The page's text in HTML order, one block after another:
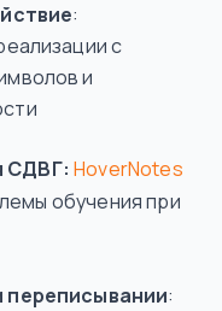
:
с
и
СДВГ: HoverNotes
обучения при
переписывании: